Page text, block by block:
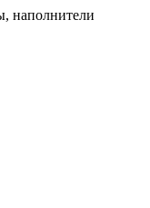
наполнители